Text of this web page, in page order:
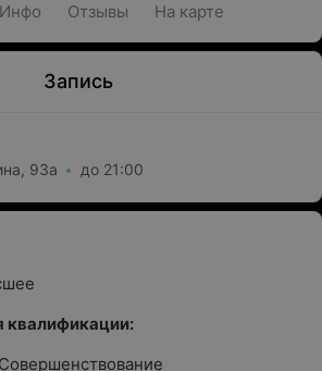
Инфо Отзывы На карте
Запись
93а до 21:00